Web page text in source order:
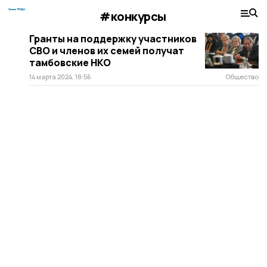
#конкурсы
Гранты на поддержку участников
СВО и членов их семей получат
тамбовские НКО
14 марта 2024, 18:56 Общество